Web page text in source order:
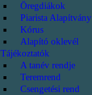
Öregdiákok
Piarista Alapítvány
Kórus
Alapító oklevél
Tájékoztatók
A tanév rendje
Teremrend
Csengetési rend